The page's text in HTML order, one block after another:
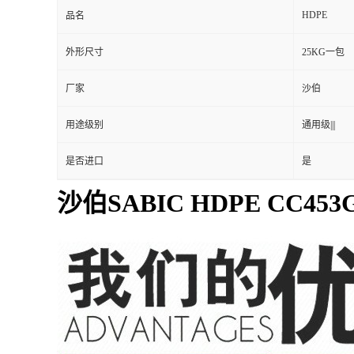
型号 CC453G
加工级别 注塑级|||
品名 HDPE
外形尺寸 25KG一包
厂家 沙伯
用途级别 通用级|||
沙伯SABIC HDPE